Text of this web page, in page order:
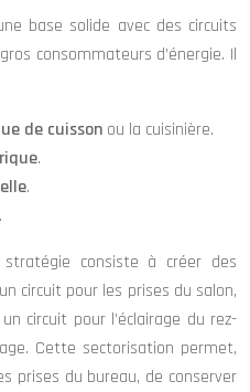
base solide avec des circuits
consommateurs d’énergie. Il
de cuisson ou la cuisinière.
.
.
.
consiste à créer des
circuit pour les prises du salon,
circuit pour l’éclairage du rez-
Cette sectorisation permet,
prises du bureau, de conserver